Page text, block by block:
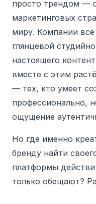
просто трендом —
маркетинговых
миру. Компании
глянцевой
настоящего
вместе с этим
— тех, кто умеет
профессионально,
ощущение
Но где именно
бренду найти
платформы
только обещают?